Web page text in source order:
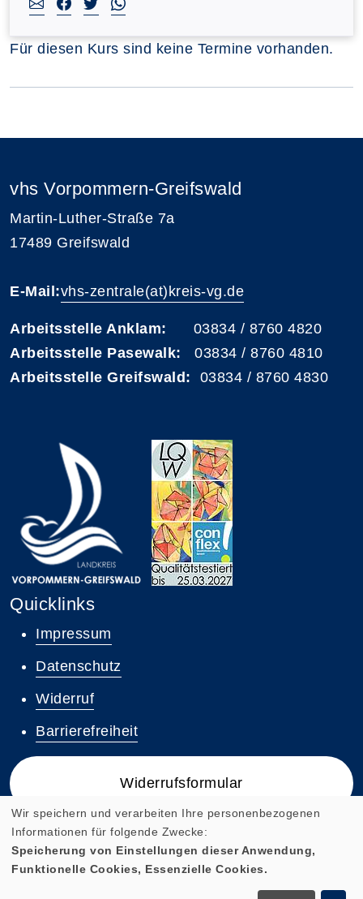
Für diesen Kurs sind keine Termine vorhanden.
vhs Vorpommern-Greifswald
Martin-Luther-Straße 7a
17489 Greifswald
E-Mail:vhs-zentrale(at)kreis-vg.de
Arbeitsstelle Anklam: 03834 / 8760 4820
Arbeitsstelle Pasewalk: 03834 / 8760 4810
Arbeitsstelle Greifswald: 03834 / 8760 4830
Quicklinks
Impressum
Datenschutz
Widerruf
Barrierefreiheit
Widerrufsformular
Cookie Einstellungen
Wir speichern und verarbeiten Ihre personenbezogenen
Informationen für folgende Zwecke:
Speicherung von Einstellungen dieser Anwendung,
Funktionelle Cookies, Essenzielle Cookies.